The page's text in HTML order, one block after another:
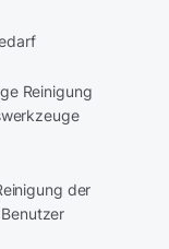
Reinigung
der